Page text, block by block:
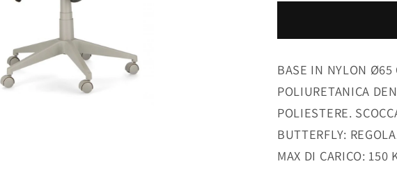
BASE IN NYLON Ø65
POLIURETANICA
POLIESTERE.
BUTTERFLY:
MAX DI CARICO: 150